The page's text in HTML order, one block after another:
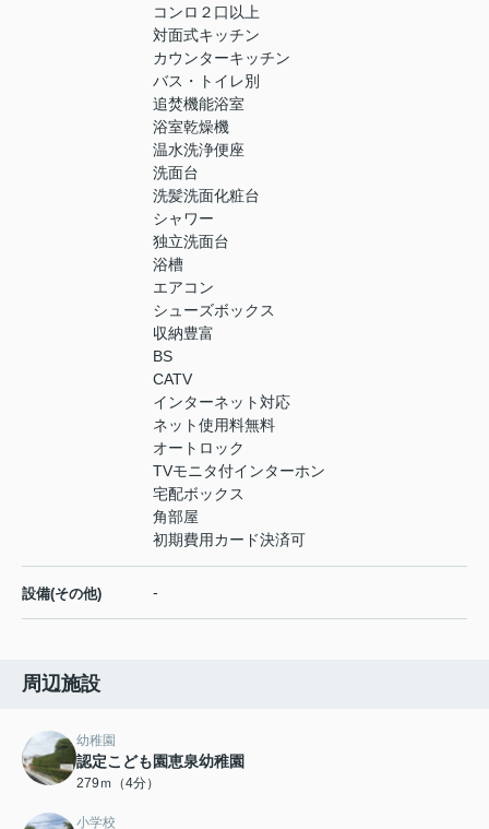
コンロ２口以上
対面式キッチン
カウンターキッチン
バス・トイレ別
追焚機能浴室
浴室乾燥機
温水洗浄便座
洗面台
洗髪洗面化粧台
シャワー
独立洗面台
浴槽
エアコン
シューズボックス
収納豊富
BS
CATV
インターネット対応
ネット使用料無料
オートロック
TVモニタ付インターホン
宅配ボックス
角部屋
初期費用カード決済可
設備(その他) -
周辺施設
幼稚園
認定こども園恵泉幼稚園
279ｍ（4分）
小学校